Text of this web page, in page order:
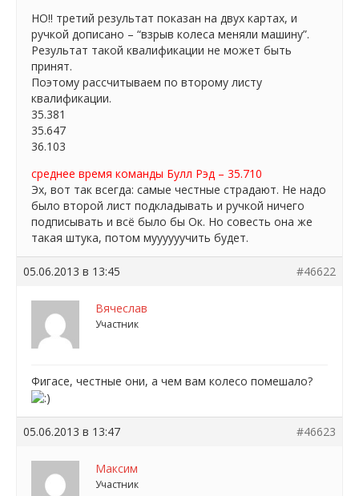
НО!! третий результат показан на двух картах, и
ручкой дописано – “взрыв колеса меняли машину”.
Результат такой квалификации не может быть
принят.
Поэтому рассчитываем по второму листу
квалификации.
35.381
35.647
36.103
среднее время команды Булл Рэд – 35.710
Эх, вот так всегда: самые честные страдают. Не надо
было второй лист подкладывать и ручкой ничего
подписывать и всё было бы Ок. Но совесть она же
такая штука, потом муууууучить будет.
05.06.2013 в 13:45 #46622
Вячеслав
Участник
Фигасе, честные они, а чем вам колесо помешало?
05.06.2013 в 13:47 #46623
Максим
Участник